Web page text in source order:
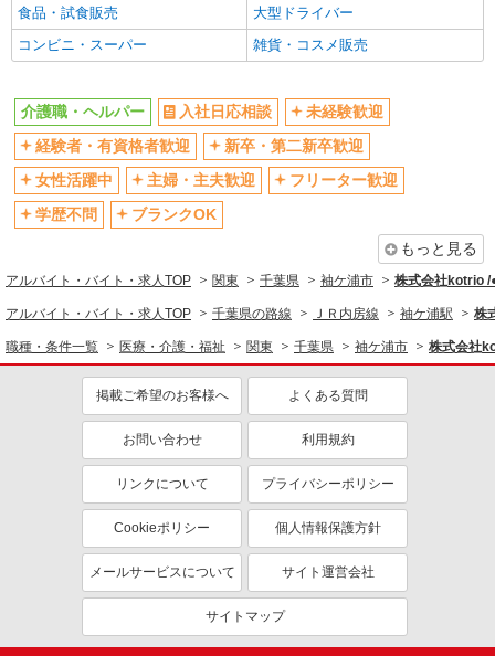
フルタイム歓迎
禁煙・分煙
駅直結・駅チカ
車通勤OK
残業少なめ（月20h未満）
交通費支給
社会保険あり
産休・育休取得実績あり
退職金・財形貯蓄制度あり
各種手当（家族・役職・インセン
ティブなど）あり
制服貸与
同じ職種から求人を探す
介護職・ヘルパー
同じ特徴から求人を探す
ミドル（40代～）活躍中
ボーナス・賞与あり
交通費支給
社会保険あり
産休・育休取得実績あり
食品・試食販売
大型ドライバー
コンビニ・スーパー
雑貨・コスメ販売
介護職・ヘルパー 入社日応相談
未経験歓迎
経験者・有資格者歓迎
新卒・第二新卒歓迎
女性活躍中
主婦・主夫歓迎
フリーター歓迎
学歴不問
ブランクOK
もっと見る
アルバイト・バイト・求人TOP 関東 千葉県 袖ケ浦市 株式会社kotrio /
アルバイト・バイト・求人TOP 千葉県の路線 ＪＲ内房線 袖ケ浦駅 株
職種・条件一覧 医療・介護・福祉 関東 千葉県 袖ケ浦市 株式会社
掲載ご希望のお客様へ よくある質問
お問い合わせ 利用規約
リンクについて プライバシーポリシー
Cookieポリシー 個人情報保護方針
メールサービスについて サイト運営会社
サイトマップ